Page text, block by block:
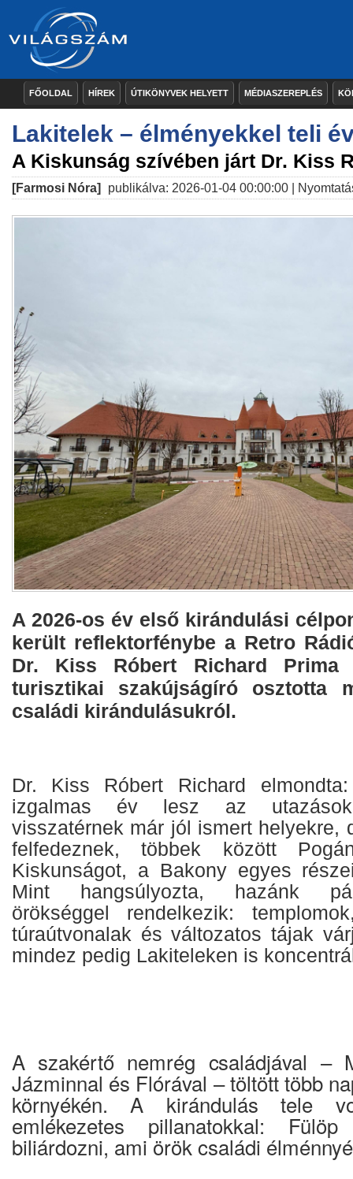
FŐOLDAL HÍREK ÚTIKÖNYVEK HELYETT MÉDIASZEREPLÉS
​Lakitelek – élményekkel teli
A Kiskunság szívében járt Dr. Kiss
[Farmosi Nóra] publikálva: 2026-01-04 00:00:00 |
A 2026-os év első kirándulási
került reflektorfénybe a Retro
Dr. Kiss Róbert Richard Prima
turisztikai szakújságíró osztotta
családi kirándulásukról.
Dr. Kiss Róbert Richard
izgalmas év lesz az utazások
visszatérnek már jól ismert helyekre,
felfedeznek, többek között
Kiskunságot, a Bakony egyes
Mint hangsúlyozta, hazánk
örökséggel rendelkezik:
túraútvonalak és változatos tájak
mindez pedig Lakiteleken is
A szakértő nemrég családjával –
Jázminnal és Flórával – töltött több
környékén. A kirándulás tele
emlékezetes pillanatokkal:
biliárdozni, ami örök családi